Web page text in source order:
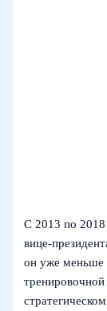
С 2013 по 2018
вице-
он уже меньше
тренировочной